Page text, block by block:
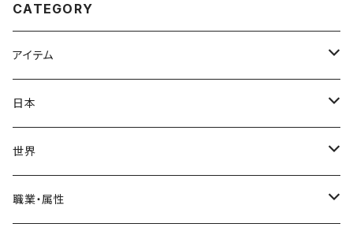
CATEGORY
アイテム
Tシャツ
スタンダードTシャツ
トライブレンドTシャツ
ロンT(長袖)
日本
飛鳥時代
奈良時代
世界
ヨーロッパ
職業・属性